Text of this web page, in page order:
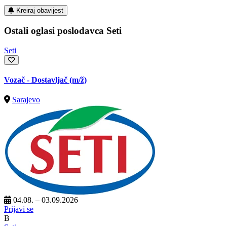
Kreiraj obavijest
Ostali oglasi poslodavca Seti
Seti
Vozač - Dostavljač (m/ž)
Sarajevo
04.08. – 03.09.2026
Prijavi se
B